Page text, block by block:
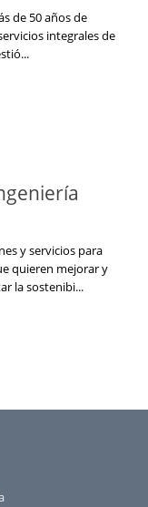
de 50 años de
integrales de
y servicios para
quieren mejorar y
la sostenibi...